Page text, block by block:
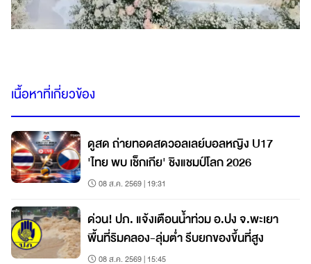
เนื้อหาที่เกี่ยวข้อง
ดูสด ถ่ายทอดสดวอลเลย์บอลหญิง U17
'ไทย พบ เช็กเกีย' ชิงแชมป์โลก 2026
08 ส.ค. 2569 | 19:31
ด่วน! ปภ. แจ้งเตือนน้ำท่วม อ.ปง จ.พะเยา
พื้นที่ริมคลอง-ลุ่มต่ำ รีบยกของขึ้นที่สูง
08 ส.ค. 2569 | 15:45